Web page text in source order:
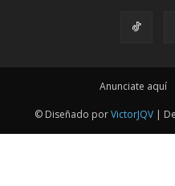
Anunciate aquí
© Diseñado porVictorJQV |